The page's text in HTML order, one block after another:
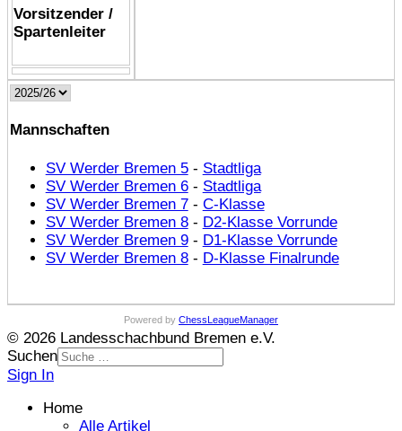
Vorsitzender /
Spartenleiter
Mannschaften
SV Werder Bremen 5- Stadtliga
SV Werder Bremen 6- Stadtliga
SV Werder Bremen 7- C-Klasse
SV Werder Bremen 8- D2-Klasse Vorrunde
SV Werder Bremen 9- D1-Klasse Vorrunde
SV Werder Bremen 8- D-Klasse Finalrunde
Powered by ChessLeagueManager
© 2026 Landesschachbund Bremen e.V.
Suchen
Sign In
Home
Alle Artikel